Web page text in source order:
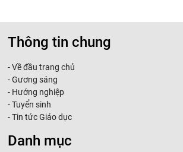
Thông tin chung
-Về đầu trang chủ
-Gương sáng
- Hướng nghiệp
-Tuyển sinh
-Tin tức Giáo dục
Danh mục